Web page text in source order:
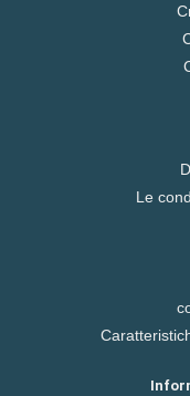
Le